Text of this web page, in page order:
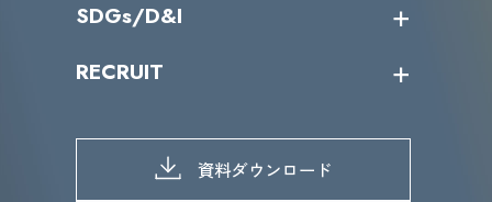
IRカレンダー
IRライブラリー
よくあるご質問
SDGs/D&I
当グループのマテリアリティ
SDGs推進体制
D&Iの取り組み
RECRUIT
募集職種一覧
メッセージ
メンバーインタビュー
資料ダウンロード